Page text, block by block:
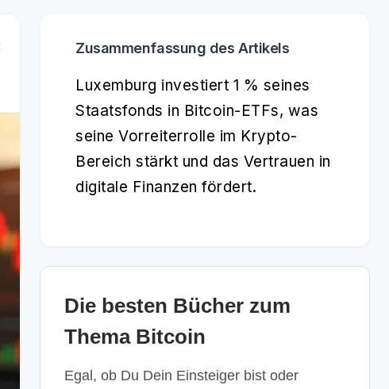
Zusammenfassung des Artikels
Luxemburg investiert 1 % seines
Staatsfonds in Bitcoin-ETFs, was
seine Vorreiterrolle im Krypto-
Bereich stärkt und das Vertrauen in
digitale Finanzen fördert.
Die besten Bücher zum
Thema Bitcoin
Egal, ob Du Dein Einsteiger bist oder